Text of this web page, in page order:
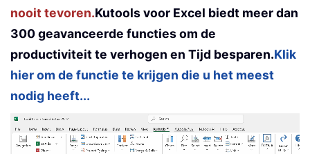
nooit tevoren.Kutools voor Excel biedt meer dan
300 geavanceerde functies om de
productiviteit te verhogen en Tijd besparen.Klik
hier om de functie te krijgen die u het meest
nodig heeft...